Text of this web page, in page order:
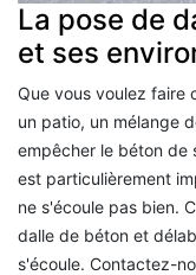
La pose de
et ses
Que vous voulez faire
un patio, un mélange
empêcher le béton de
est particulièrement
ne s'écoule pas bien.
dalle de béton et
s'écoule. Contactez-